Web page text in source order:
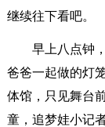
继续往下看吧。
早上八点钟
爸爸一起做的灯
体馆，只见舞台
童，追梦娃小记